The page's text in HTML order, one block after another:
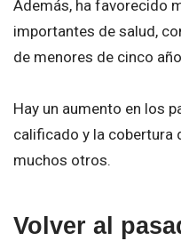
Además, ha favorecido
importantes de salud,
de menores de cinco
Hay un aumento en los
calificado y la cobertura
muchos otros.
Volver al